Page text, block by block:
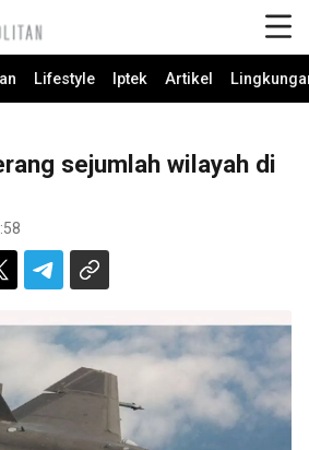
Lifestyle Iptek Artikel
sejumlah wilayah di